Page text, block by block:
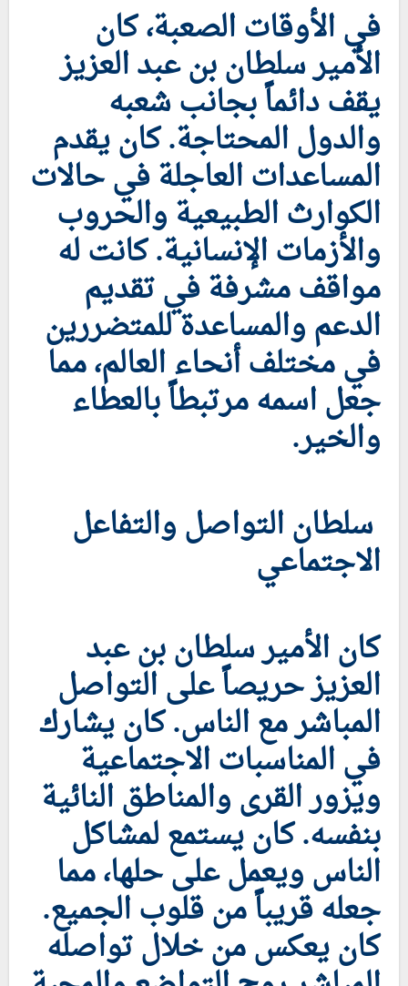
في الأوقات الصعبة، كان
الأمير سلطان بن عبد العزيز
يقف دائماً بجانب شعبه
والدول المحتاجة. كان يقدم
المساعدات العاجلة في حالات
الكوارث الطبيعية والحروب
والأزمات الإنسانية. كانت له
مواقف مشرفة في تقديم
الدعم والمساعدة للمتضررين
في مختلف أنحاء العالم، مما
جعل اسمه مرتبطاً بالعطاء
والخير.
سلطان التواصل والتفاعل
الاجتماعي
كان الأمير سلطان بن عبد
العزيز حريصاً على التواصل
المباشر مع الناس. كان يشارك
في المناسبات الاجتماعية
ويزور القرى والمناطق النائية
بنفسه. كان يستمع لمشاكل
الناس ويعمل على حلها، مما
جعله قريباً من قلوب الجميع.
كان يعكس من خلال تواصله